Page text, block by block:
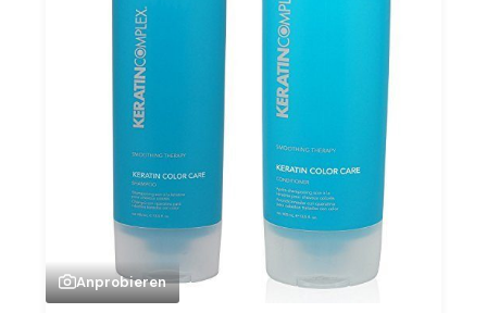
Anprobieren